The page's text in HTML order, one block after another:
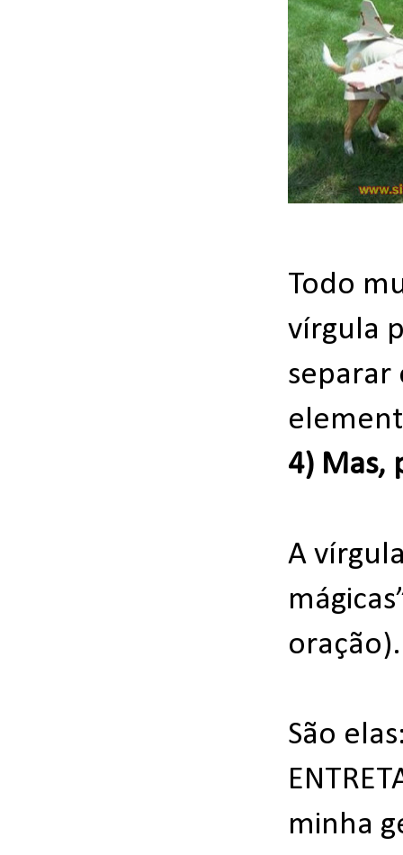
Todo
vírgula
separar
4) Mas,
A
oração).
São
minha